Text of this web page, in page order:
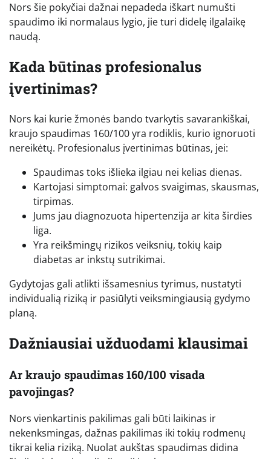
Nors šie pokyčiai dažnai nepadeda iškart numušti
spaudimo iki normalaus lygio, jie turi didelę ilgalaikę
naudą.
Kada būtinas profesionalus
įvertinimas?
Nors kai kurie žmonės bando tvarkytis savarankiškai,
kraujo spaudimas 160/100 yra rodiklis, kurio ignoruoti
nereikėtų. Profesionalus įvertinimas būtinas, jei:
Spaudimas toks išlieka ilgiau nei kelias dienas.
Kartojasi simptomai: galvos svaigimas, skausmas,
tirpimas.
Jums jau diagnozuota hipertenzija ar kita širdies
liga.
Yra reikšmingų rizikos veiksnių, tokių kaip
diabetas ar inkstų sutrikimai.
Gydytojas gali atlikti išsamesnius tyrimus, nustatyti
individualią riziką ir pasiūlyti veiksmingiausią gydymo
planą.
Dažniausiai užduodami klausimai
Ar kraujo spaudimas 160/100 visada
pavojingas?
Nors vienkartinis pakilimas gali būti laikinas ir
nekenksmingas, dažnas pakilimas iki tokių rodmenų
tikrai kelia riziką. Nuolat aukštas spaudimas didina